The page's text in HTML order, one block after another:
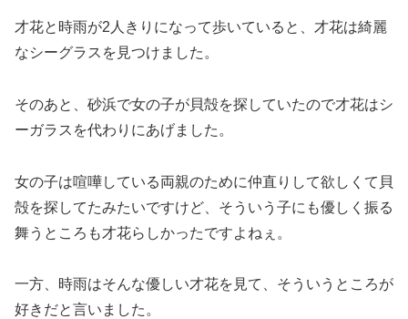
才花と時雨が2人きりになって歩いていると、才花は綺麗
なシーグラスを見つけました。
そのあと、砂浜で女の子が貝殻を探していたので才花はシ
ーガラスを代わりにあげました。
女の子は喧嘩している両親のために仲直りして欲しくて貝
殻を探してたみたいですけど、そういう子にも優しく振る
舞うところも才花らしかったですよねぇ。
一方、時雨はそんな優しい才花を見て、そういうところが
好きだと言いました。